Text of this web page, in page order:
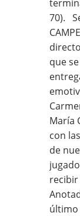
70).
que
María
con
de
recibir
último